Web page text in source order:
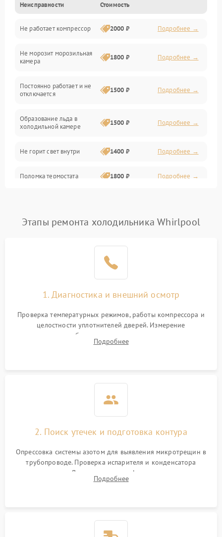
Механика
Электропитание
Дренаж
Неисправности Стоимость
Не работает компрессор 2000 ₽ Подробнее →
Не морозит морозильная
камера
1800 ₽ Подробнее →
Постоянно работает и не
отключается
1500 ₽ Подробнее →
Образование льда в
холодильной камере
1500 ₽ Подробнее →
Не горит свет внутри 1400 ₽ Подробнее →
Поломка термостата 1800 ₽ Подробнее →
Поломка системы No Frost 2600 ₽ Подробнее →
работе
2000 ₽ Подробнее →
1000 ₽
1800 ₽
Этапы ремонта холодильника Whirlpool
1. Диагностика и внешний осмотр
Проверка температурных режимов, работы компрессора и
целостности уплотнителей дверей. Измерение
сопротивления обмоток мотора, проверка термостата и
считывание кодов ошибок с электронного дисплея.
Подробнее
2. Поиск утечек и подготовка контура
Опрессовка системы азотом для выявления микротрещин в
трубопроводе. Проверка испарителя и конденсатора
течеискателем. Демонтаж старого фильтра-осушителя и
продувка капиллярной трубки для устранения засоров.
Подробнее